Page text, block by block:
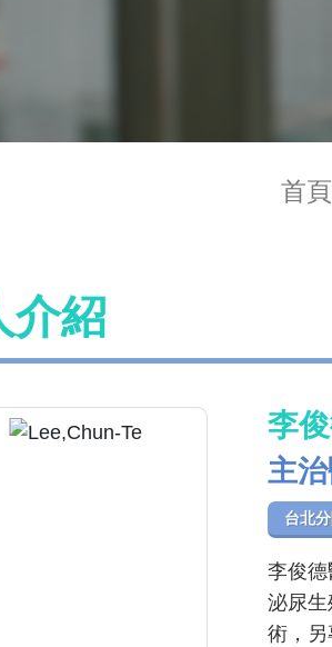
首頁
介紹
李
主
台北
李俊
泌尿
術，另